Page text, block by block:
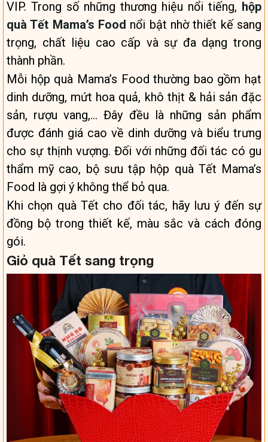
VIP. Trong số những thương hiệu nổi tiếng, hộp
quà Tết Mama’s Food nổi bật nhờ thiết kế sang
trọng, chất liệu cao cấp và sự đa dạng trong
thành phần.
Mỗi hộp quà Mama’s Food thường bao gồm hạt
dinh dưỡng, mứt hoa quả, khô thịt & hải sản đặc
sản, rượu vang,… Đây đều là những sản phẩm
được đánh giá cao về dinh dưỡng và biểu trưng
cho sự thịnh vượng. Đối với những đối tác có gu
thẩm mỹ cao, bộ sưu tập hộp quà Tết Mama’s
Food là gợi ý không thể bỏ qua.
Khi chọn quà Tết cho đối tác, hãy lưu ý đến sự
đồng bộ trong thiết kế, màu sắc và cách đóng
gói.
Giỏ quà Tết sang trọng